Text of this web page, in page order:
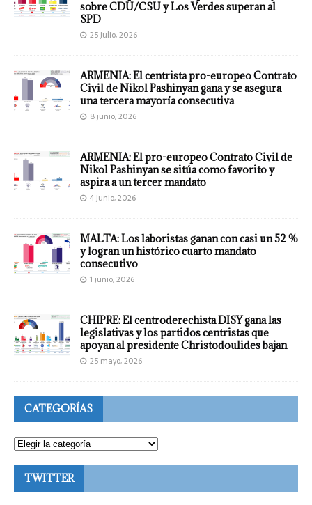
sobre CDU/CSU y Los Verdes superan al
SPD
25 julio, 2026
ARMENIA: El centrista pro-europeo Contrato
Civil de Nikol Pashinyan gana y se asegura
una tercera mayoría consecutiva
8 junio, 2026
ARMENIA: El pro-europeo Contrato Civil de
Nikol Pashinyan se sitúa como favorito y
aspira a un tercer mandato
4 junio, 2026
MALTA: Los laboristas ganan con casi un 52 %
y logran un histórico cuarto mandato
consecutivo
1 junio, 2026
CHIPRE: El centroderechista DISY gana las
legislativas y los partidos centristas que
apoyan al presidente Christodoulides bajan
25 mayo, 2026
CATEGORÍAS
TWITTER